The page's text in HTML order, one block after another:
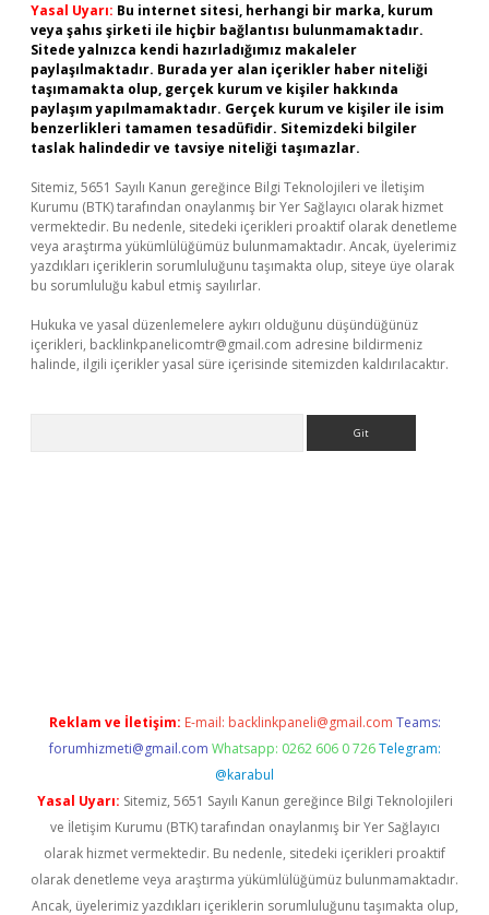
Yasal Uyarı: Bu internet sitesi, herhangi bir marka, kurum
veya şahıs şirketi ile hiçbir bağlantısı bulunmamaktadır.
Sitede yalnızca kendi hazırladığımız makaleler
paylaşılmaktadır. Burada yer alan içerikler haber niteliği
taşımamakta olup, gerçek kurum ve kişiler hakkında
paylaşım yapılmamaktadır. Gerçek kurum ve kişiler ile isim
benzerlikleri tamamen tesadüfidir. Sitemizdeki bilgiler
taslak halindedir ve tavsiye niteliği taşımazlar.
Sitemiz, 5651 Sayılı Kanun gereğince Bilgi Teknolojileri ve İletişim
Kurumu (BTK) tarafından onaylanmış bir Yer Sağlayıcı olarak hizmet
vermektedir. Bu nedenle, sitedeki içerikleri proaktif olarak denetleme
veya araştırma yükümlülüğümüz bulunmamaktadır. Ancak, üyelerimiz
yazdıkları içeriklerin sorumluluğunu taşımakta olup, siteye üye olarak
bu sorumluluğu kabul etmiş sayılırlar.
Hukuka ve yasal düzenlemelere aykırı olduğunu düşündüğünüz
içerikleri, backlinkpanelicomtr@gmail.com adresine bildirmeniz
halinde, ilgili içerikler yasal süre içerisinde sitemizden kaldırılacaktır.
Reklam ve İletişim: E-mail: backlinkpaneli@gmail.com Teams:
forumhizmeti@gmail.com Whatsapp: 0262 606 0 726 Telegram:
@karabul
Yasal Uyarı: Sitemiz, 5651 Sayılı Kanun gereğince Bilgi Teknolojileri
ve İletişim Kurumu (BTK) tarafından onaylanmış bir Yer Sağlayıcı
olarak hizmet vermektedir. Bu nedenle, sitedeki içerikleri proaktif
olarak denetleme veya araştırma yükümlülüğümüz bulunmamaktadır.
Ancak, üyelerimiz yazdıkları içeriklerin sorumluluğunu taşımakta olup,